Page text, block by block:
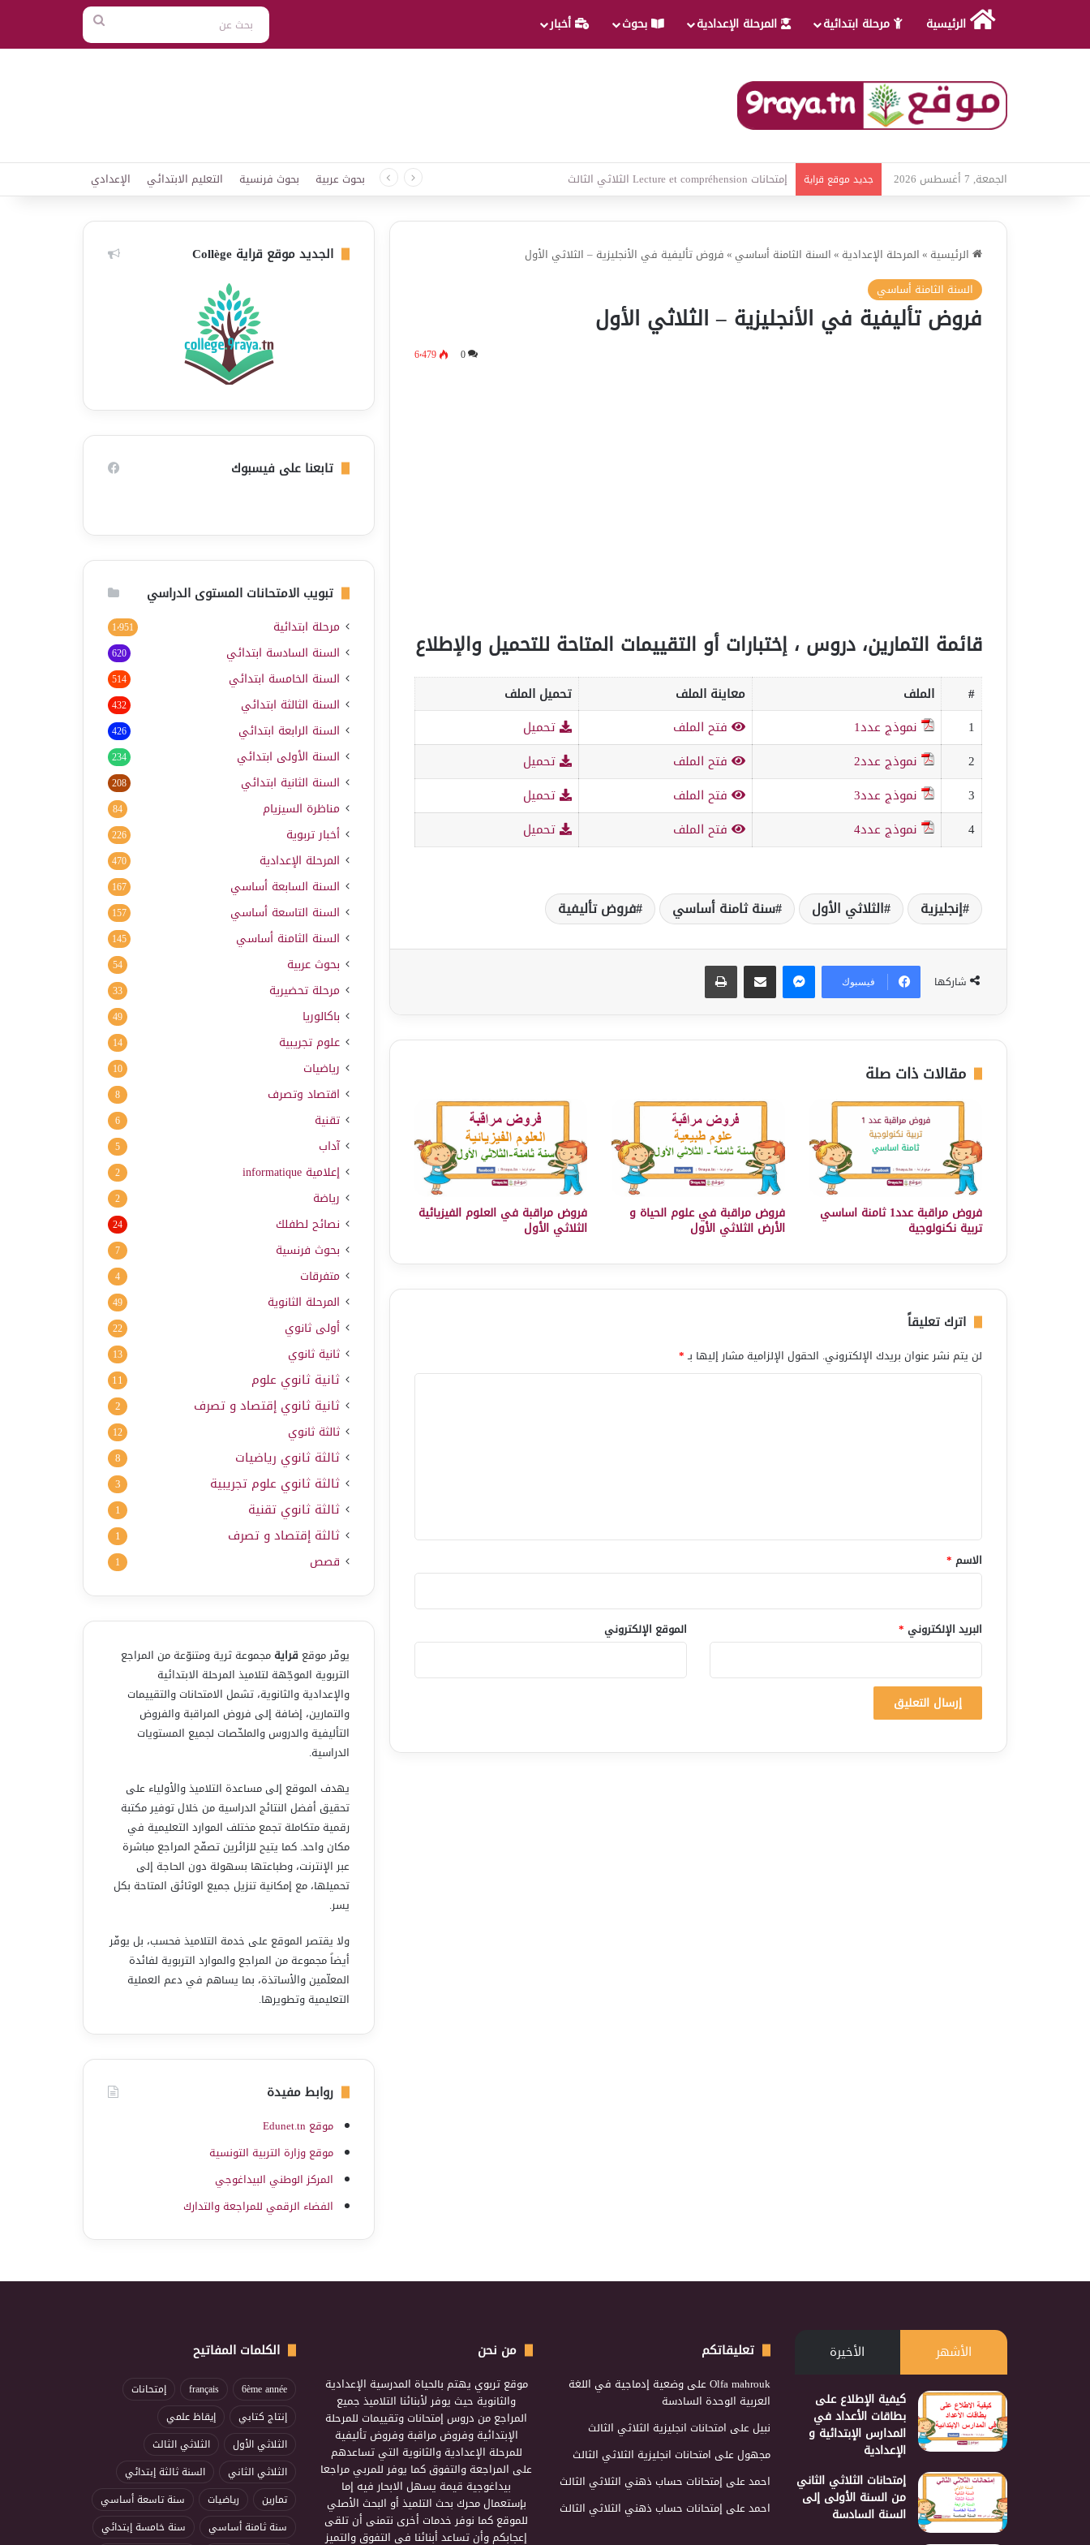
الرئيسية مرحلة ابتدائية المرحلة الإعدادية بحوث أخبار
بحث
عن
الجمعة, 7 أغسطس 2026 جديد موقع قراية امتحانات قواعد لغة الثلاثي الثالث بحوث عربية بحوث فرنسية التعليم الابتدائي الإعدادي
الرئيسية »المرحلة الإعدادية »السنة الثامنة أساسي »فروض تأليفية في الأنجليزية – الثلاثي الأول
السنة الثامنة أساسي
فروض تأليفية في الأنجليزية – الثلاثي الأول
0 6٬479
قائمة التمارين، دروس ، إختبارات أو التقييمات المتاحة للتحميل والإطلاع
# الملف معاينة الملف
تحميل الملف
1
نموذج عدد1 فتح الملف
تحميل
2
نموذج عدد2 فتح الملف
تحميل
3
نموذج عدد3 فتح الملف
تحميل
4
نموذج عدد4 فتح الملف تحميل
إنجليزية الثلاثي الأول سنة ثامنة أساسي فروض تأليفية
شاركها فيسبوك
مقالات ذات صلة
فروض مراقبة عدد1 ثامنة اساسي
تربية نكنولوجية
فروض مراقبة في علوم الحياة و
الأرض الثلاثي الأول
فروض مراقبة في العلوم الفيزيائية
الثلاثي الأول
اترك تعليقاً
لن يتم نشر عنوان بريدك الإلكتروني. الحقول الإلزامية مشار إليها بـ*
*
الاسم *
البريد الإلكتروني * الموقع الإلكتروني
الجديد موقع قراية Collège
تابعنا على فيسبوك
تبويب الامتحانات المستوى الدراسي
مرحلة ابتدائية 1٬951
السنة السادسة ابتدائي 620
السنة الخامسة ابتدائي 514
السنة الثالثة ابتدائي 432
السنة الرابعة ابتدائي 426
السنة الأولى ابتدائي 234
السنة الثانية ابتدائي 208
مناظرة السيزيام 84
أخبار تربوية 226
المرحلة الإعدادية 470
السنة السابعة أساسي 167
السنة التاسعة أساسي 157
السنة الثامنة أساسي 145
بحوث عربية 54
مرحلة تحضيرية 33
باكالوريا 49
علوم تجريبية 14
رياضيات 10
اقتصاد وتصرف 8
تقنية 6
آداب 5
إعلامية informatique
2
رياضة 2
نصائح لطفلك 24
بحوث فرنسية 7
متفرقات 4
المرحلة الثانوية 49
أولى ثانوي 22
ثانية ثانوي 13
ثانية ثانوي علوم 11
ثانية ثانوي إقتصاد و تصرف 2
ثالثة ثانوي 12
ثالثة ثانوي رياضيات 8
ثالثة ثانوي علوم تجريبية 3
ثالثة ثانوي تقنية 1
ثالثة إقتصاد و تصرف 1
قصص 1
يوفّر موقع قرايةمجموعة ثرية ومتنوّعة من المراجع
التربوية الموجّهة لتلاميذ المرحلة الابتدائية
والإعدادية والثانوية، تشمل الامتحانات والتقييمات
والتمارين، إضافة إلى فروض المراقبة والفروض
التأليفية والدروس والملخّصات لجميع المستويات
الدراسية.
يهدف الموقع إلى مساعدة التلاميذ والأولياء على
تحقيق أفضل النتائج الدراسية من خلال توفير مكتبة
رقمية متكاملة تجمع مختلف الموارد التعليمية في
مكان واحد. كما يتيح للزائرين تصفّح المراجع مباشرة
عبر الإنترنت، وطباعتها بسهولة دون الحاجة إلى
تحميلها، مع إمكانية تنزيل جميع الوثائق المتاحة بكل
يسر.
ولا يقتصر الموقع على خدمة التلاميذ فحسب، بل يوفّر
أيضاً مجموعة من المراجع والموارد التربوية لفائدة
المعلّمين والأساتذة، بما يساهم في دعم العملية
التعليمية وتطويرها.
روابط مفيدة
موقع Edunet.tn
موقع وزارة التربية التونسية
المركز الوطني البيداغوجي
الفضاء الرقمي للمراجعة والتدارك
الأشهر الأخيرة
كيفية الإطلاع على
بطاقات الأعداد في
المدارس الإبتدائية و
الإعدادية
إمتحانات الثلاثي الثاني
من السنة الأولى إلى
السنة السادسة
تعليقاتكم
Olfa mahroukعلىوضعية إدماجية في اللغة
العربية الوحدة السادسة
نبيلعلى امتحانات انجليزية الثلاثي الثالث
مجهولعلى امتحانات انجليزية الثلاثي الثالث
احمدعلى إمتحانات حساب ذهني الثلاثي الثالث
احمدعلى إمتحانات حساب ذهني الثلاثي الثالث
من نحن
موقع تربوي يهتم بالحياة المدرسية الإعدادية
والثانوية حيث يوفر لأبنائنا التلاميذ جميع
المراجع من دروس إمتحانات وتقييمات للمرحلة
الإبتدائية وفروض مراقبة وفروض تأليفية
للمرحلة الإعدادية والثانوية التي تساعدهم
على المراجعة والتفوق كما يوفر للمربي مراجعا
بيداغوجية قيمة يسهل الابحار فيه إما
بإستعمال محرك بحث التلميذ أو البحث الأصلي
للموقع كما نوفر خدمات أخرى نتمنى أن تلقى
إعجابكم وأن تساعد أبنائنا في التفوق والتميز
الكلمات المفاتيح
6ème année
français
إمتحانات
إنتاج كتابي
إيقاظ علمي
الثلاثي الأول
الثلاثي الثالث
الثلاثي الثاني
السنة ثالثة إبتدائي
تمارين
رياضيات
سنة تاسعة أساسي
سنة ثامنة أساسي
سنة خامسة إبتدائي